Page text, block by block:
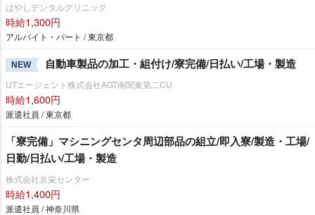
はやしデンタルクリニック
時給1,300円
アルバイト・パート / 東京都
NEW 自動車製品の加工・組付け/寮完備/日払い/工場・製造
UTエージェント株式会社AGT南関東第二CU
時給1,600円
派遣社員 / 東京都
「寮完備」マシニングセンタ周辺部品の組立/即入寮/製造・工場/
日勤/日払い/工場・製造
株式会社京栄センター
時給1,400円
派遣社員 / 神奈川県